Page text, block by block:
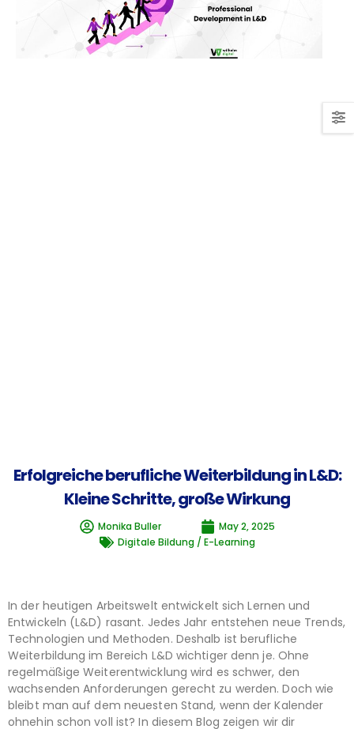
Erfolgreiche berufliche Weiterbildung in L&D:
Kleine Schritte, große Wirkung
Monika Buller
May 2, 2025
Digitale Bildung / E-Learning
In der heutigen Arbeitswelt entwickelt sich Lernen und
Entwickeln (L&D) rasant. Jedes Jahr entstehen neue Trends,
Technologien und Methoden. Deshalb ist berufliche
Weiterbildung im Bereich L&D wichtiger denn je. Ohne
regelmäßige Weiterentwicklung wird es schwer, den
wachsenden Anforderungen gerecht zu werden. Doch wie
bleibt man auf dem neuesten Stand, wenn der Kalender
ohnehin schon voll ist? In diesem Blog zeigen wir dir